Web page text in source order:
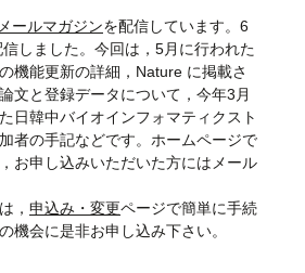
メールマガジンを配信しています。6
しました。今回は，5月に行われた
機能更新の詳細，Nature に掲載さ
文と登録データについて，今年3月
日韓中バイオインフォマティクスト
者の手記などです。ホームページで
お申し込みいただいた方にはメール
， 申込み・変更ページで簡単に手続
機会に是非お申し込み下さい。